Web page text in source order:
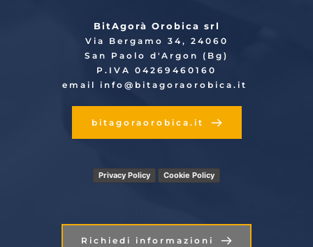
BitAgorà Orobica srl
Via Bergamo 34, 24060
San Paolo d'Argon (Bg)
P.IVA 04269460160
email info @bitagoraorobica.it
bitagoraorobica.it
Privacy Policy Cookie Policy
Richiedi informazioni